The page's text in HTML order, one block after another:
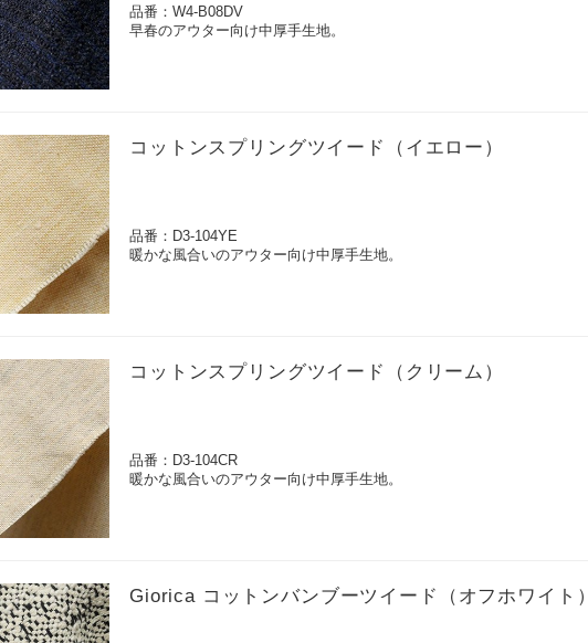
品番：W4-B08DV
早春のアウター向け中厚手生地。
コットンスプリングツイード（イエロー）
品番：D3-104YE
暖かな風合いのアウター向け中厚手生地。
コットンスプリングツイード（クリーム）
品番：D3-104CR
暖かな風合いのアウター向け中厚手生地。
Giorica コットンバンブーツイード（オフホワイト）